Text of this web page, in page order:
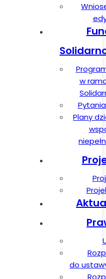
w
Plany
do